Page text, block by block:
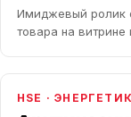
Имиджевый ролик
товара на
HSE ·